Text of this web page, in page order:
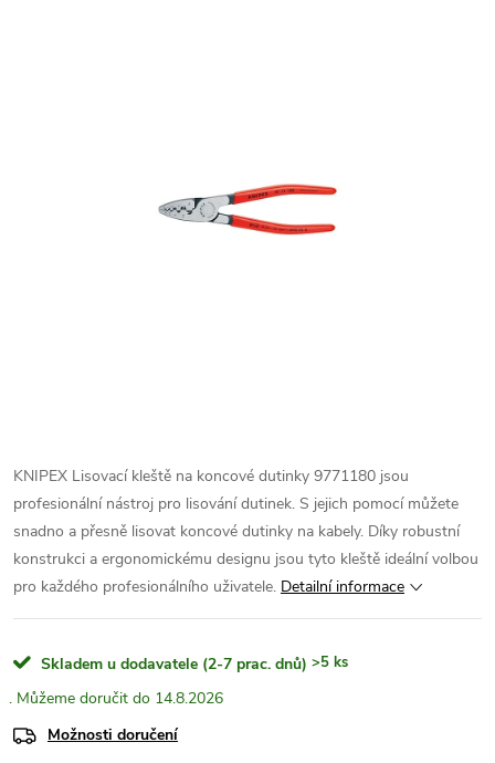
KNIPEX Lisovací kleště na koncové dutinky 9771180 jsou
profesionální nástroj pro lisování dutinek. S jejich pomocí můžete
snadno a přesně lisovat koncové dutinky na kabely. Díky robustní
konstrukci a ergonomickému designu jsou tyto kleště ideální volbou
pro každého profesionálního uživatele. Detailní informace
Skladem u dodavatele (2-7 prac. dnů) >5 ks
14.8.2026
Možnosti doručení